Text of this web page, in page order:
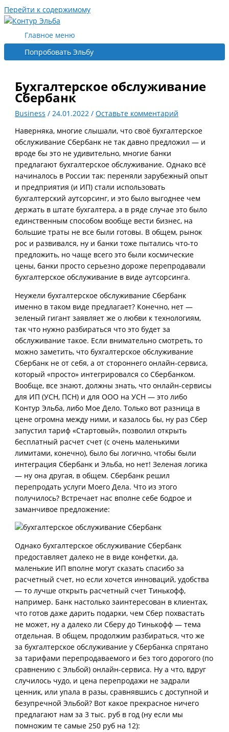
Перейти к содержимому
Главное меню
Попробовать Эльбу
Бухгалтерское обслуживание
Сбербанк
Business /24.01.2022/Оставьте комментарий
Наверняка, многие слышали, что своё бухгалтерское
обслуживание Сбербанк не так давно предложил — и
вроде бы это не удивительно, многие банки
предлагают бухгалтерское обслуживание. Однако всё
начиналось в России так: переняли зарубежный опыт
и предприятия (и ИП) стали использовать
бухгалтерский аутсорсинг, и это было выгоднее чем
держать в штате бухгалтера, а в ряде случае это было
единственным способом вообще вести бизнес, на
большие траты не все были готовы. В общем, рынок
рос и развивался, ну и банки тоже пытались что-то
предложить, но чаще всего это были космические
цены, банки просто серьезно дороже перепродавали
бухгалтерское обслуживание в виде аутсорсинга.
Неужели бухгалтерское обслуживание Сбербанк
именно в таком виде предлагает? Конечно, нет —
зеленый гигант заявляет же о любви к технологиям,
так что нужно разбираться что это будет за
обслуживание такое. Если внимательно смотреть, то
можно заметить, что бухгалтерское обслуживание
Сбербанк не от себя, а от стороннего онлайн-сервиса,
который «просто» интегрировался со Сбербанком.
Вообще, все знают, должны знать, что онлайн-сервисы
для ИП (УСН, ПСН) и для ООО на УСН — это либо
Контур Эльба, либо Мое Дело. Только вот разница в
цене огромна между ними, и казалось бы, ну раз Сбер
запустил тариф «Стартовый», позволил открыть
бесплатный расчет счет (с очень маленькими
лимитами, конечно), было бы логично, чтобы были
интеграция Сбербанк и Эльба, но нет! Зеленая логика
— ну она другая, в общем. Сбербанк решил
перепродать услуги Моего Дела. Что из этого
получилось? Встречает нас вполне себе бодрое и
заманчивое предложение:
Однако бухгалтерское обслуживание Сбербанк
предоставляет далеко не в виде конфетки, да,
маленькие ИП вполне могут сказать спасибо за
расчетный счет, но если хочется инноваций, удобства
— то лучше открыть расчетный счет Тинькофф,
например. Банк настолько заинтересован в клиентах,
что готов даже дарить подарки, чем Сбер похвастать
не может, ну а далеко ли Сберу до Тинькофф — тема
отдельная. В общем, продолжим разбираться, что же
за бухгалтерское обслуживание у Сбербанка спрятано
за тарифами перепродаваемого и без того дорогого (по
сравнению с Эльбой) онлайн-сервиса. Ну а что, вдруг
случилось чудо, и цена перепродажи не задрали
ценник, или упала в разы, сравнявшись с доступной и
безупречной Эльбой? Вот какое прекрасное ничего
предлагают нам за 3 тыс. руб в год (ну если мы
помножим те самые 250 руб на 12):